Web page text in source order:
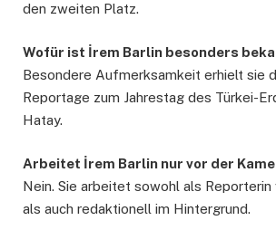
den zweiten Platz.
Wofür ist İrem Barlin besonders
Besondere Aufmerksamkeit erhielt sie
Reportage zum Jahrestag des Türkei-
Hatay.
Arbeitet İrem Barlin nur vor der
Nein. Sie arbeitet sowohl als Reporterin
als auch redaktionell im Hintergrund.